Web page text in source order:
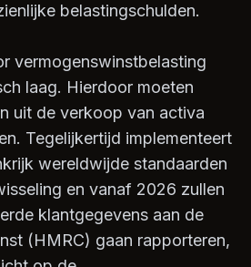
belastingschulden.
vermogenswinstbelasting
laag. Hierdoor moeten
uit de verkoop van activa
Tegelijkertijd implementeert
wereldwijde standaarden
en vanaf 2026 zullen
klantgegevens aan de
(HMRC) gaan rapporteren,